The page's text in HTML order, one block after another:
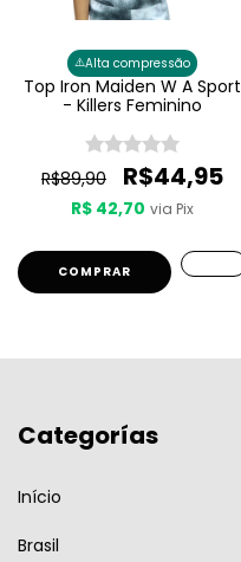
⚠️Alta compressão
Top Iron Maiden W A Sport
- Killers Feminino
R$89,90 R$44,95
R$ 42,70 via Pix
COMPRAR
Categorías
Início
Brasil